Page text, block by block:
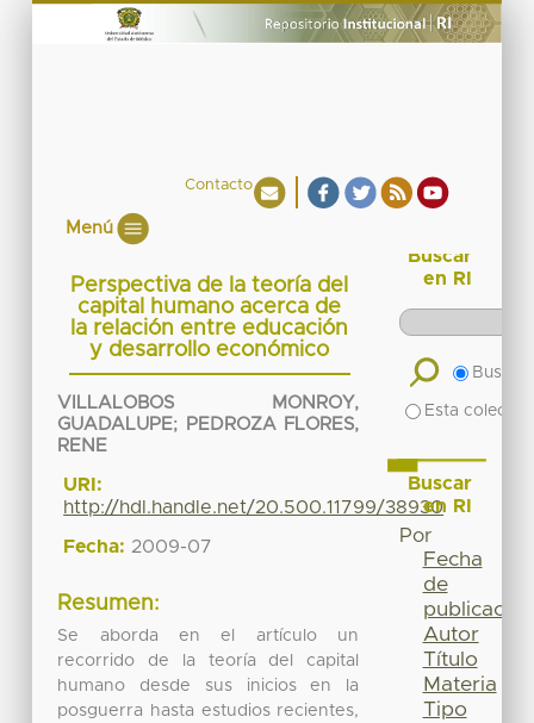
Contacto
Menú
Perspectiva de la teoría del
capital humano acerca de
la relación entre educación
y desarrollo económico
VILLALOBOS MONROY,
GUADALUPE;
PEDROZA FLORES,
RENE
URI:
http://hdl.handle.net/20.500.11799/38930
Fecha: 2009-07
Resumen:
Se aborda en el artículo un
recorrido de la teoría del capital
humano desde sus inicios en la
posguerra hasta estudios recientes,
Buscar
en RI
Buscar
Esta
Buscar
en RI
Por
Fecha
de
publicación
Autor
Título
Materia
Tipo